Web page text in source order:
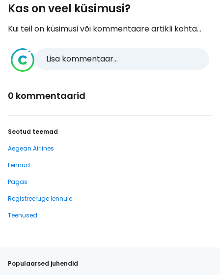
Kas on veel küsimusi?
Kui teil on küsimusi või kommentaare artikli kohta...
Lisa kommentaar...
0 kommentaarid
Seotud teemad
Aegean Airlines
Lennud
Pagas
Registreeruge lennule
Teenused
Populaarsed juhendid